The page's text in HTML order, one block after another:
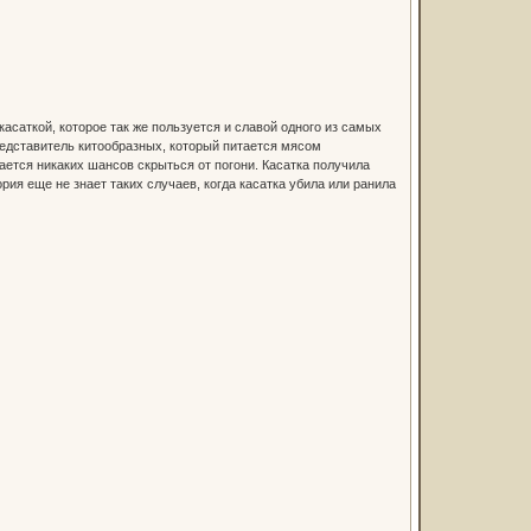
которое так же пользуется и славой одного из самых
китообразных, который питается мясом
никаких шансов скрыться от погони. Касатка получила
еще не знает таких случаев, когда касатка убила или ранила